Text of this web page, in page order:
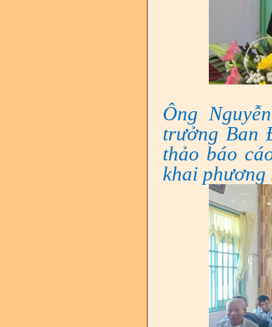
Ông
trưởng Ban
thảo báo
khai phương